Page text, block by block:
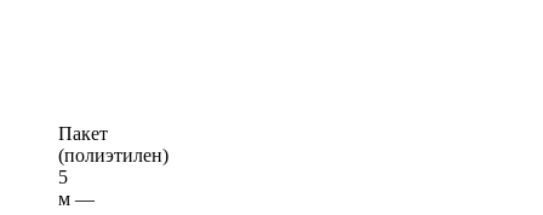
Пакет
(полиэтилен)
5
м —